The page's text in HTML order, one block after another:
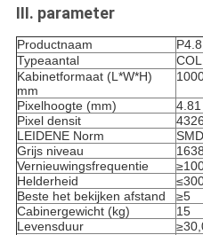
III. parameter
Productnaam
Typeaantal
Kabinetformaat (L*W*H)
mm
Pixelhoogte (mm) 4.81
Pixel densit
LEIDENE Norm
Grijs niveau
Vernieuwingsfrequentie
Helderheid
Beste het bekijken afstand
≥5
Cabinergewicht (kg)
15
Levensduur